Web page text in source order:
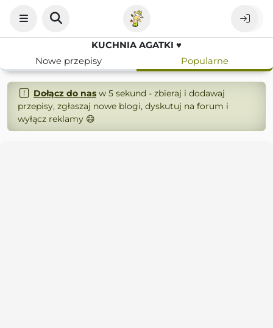
KUCHNIA AGATKI ♥
Nowe przepisy
Popularne
Dołącz do nasw 5 sekund - zbieraj i dodawaj
przepisy, zgłaszaj nowe blogi, dyskutuj na forum i
wyłącz reklamy 😄